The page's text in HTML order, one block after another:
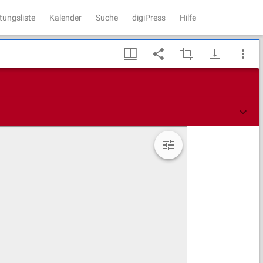
Kalender Suche digiPress Hilfe